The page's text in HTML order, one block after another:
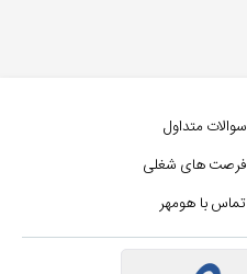
سوالات متداول
فرصت های شغلی
تماس با هومهر